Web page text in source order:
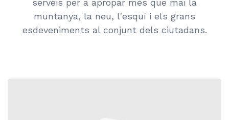
muntanya, la neu, l'esquí i els grans
esdeveniments al conjunt dels ciutadans.